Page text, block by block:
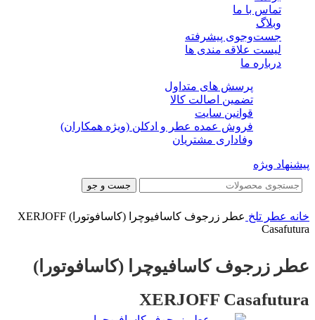
تماس با ما
وبلاگ
جست‌وجوی پیشرفته
لیست علاقه مندی ها
درباره ما
پرسش های متداول
تضمین اصالت کالا
قوانین سایت
فروش عمده عطر و ادکلن (ویژه همکاران)
وفاداری مشتریان
پیشنهاد ویژه
جست و جو
خانه عطر تلخ
عطر زرجوف کاسافیوچرا (کاسافوتورا) XERJOFF
Casafutura
عطر زرجوف کاسافیوچرا (کاسافوتورا)
XERJOFF Casafutura